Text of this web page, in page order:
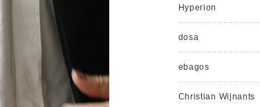
Hyperion
dosa
ebagos
Christian Wijnants